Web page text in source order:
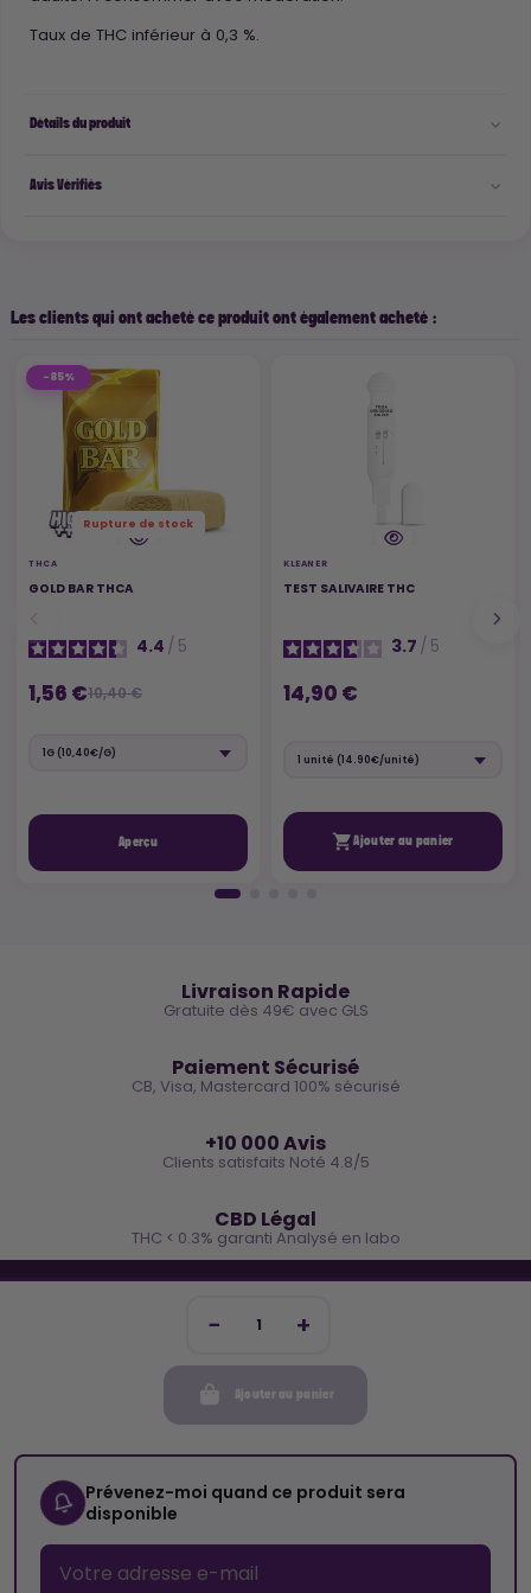
Ajouter au panier
Prévenez-moi quand ce produit sera
disponible
Taux de THC inférieur à 0,3 %.
Détails du produit
Avis Vérifiés
Les clients qui ont acheté ce produit ont également acheté :
-85%
Rupture de stock
THCA
GOLD BAR THCA
4.4 / 5
1,56 €10,40 €
Aperçu
KLEANER
TEST SALIVAIRE THC
3.7 / 5
14,90 €
Ajouter au panier
Livraison Rapide
Gratuite dès 49€ avec GLS
Paiement Sécurisé
CB, Visa, Mastercard 100% sécurisé
+10 000 Avis
Clients satisfaits Noté 4.8/5
CBD Légal
THC < 0.3% garanti Analysé en labo
Inscris-toi et reçois -10€ sur ta prochaine commande
Cocorikush
Top Catégories
Nous Suivre